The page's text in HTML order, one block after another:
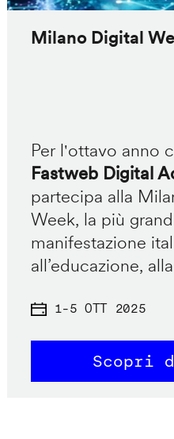
Milano Digital
Per l'ottavo anno
Fastweb Digital
partecipa alla
Week, la più
manifestazione
all’educazione,
1-5 OTT 2025
Scopri